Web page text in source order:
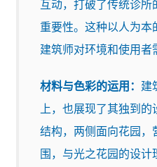
互动，打破了传统诊
重要性。这种以人为本
建筑师对环境和使用者
材料与色彩的运用： 建
上，也展现了其独到
结构，两侧面向花园
围，与光之花园的设